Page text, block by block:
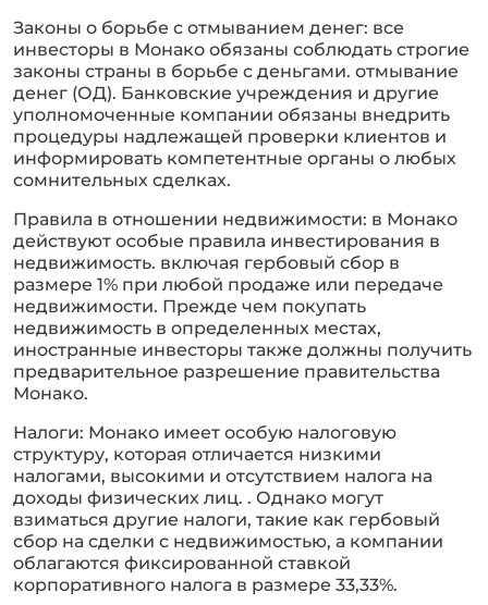
Законы о борьбе с отмыванием денег: все
инвесторы в Монако обязаны соблюдать строгие
законы страны в борьбе с деньгами. отмывание
денег (ОД). Банковские учреждения и другие
уполномоченные компании обязаны внедрить
процедуры надлежащей проверки клиентов и
информировать компетентные органы о любых
сомнительных сделках.
Правила в отношении недвижимости: в Монако
действуют особые правила инвестирования в
недвижимость. включая гербовый сбор в
размере 1% при любой продаже или передаче
недвижимости. Прежде чем покупать
недвижимость в определенных местах,
иностранные инвесторы также должны получить
предварительное разрешение правительства
Монако.
Налоги: Монако имеет особую налоговую
структуру, которая отличается низкими
налогами, высокими и отсутствием налога на
доходы физических лиц. . Однако могут
взиматься другие налоги, такие как гербовый
сбор на сделки с недвижимостью, а компании
облагаются фиксированной ставкой
корпоративного налога в размере 33,33%.